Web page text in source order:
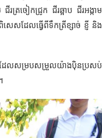
ត្រចៀកជ្រូក ជីរឆ្អាប ជីរអង្កាម
សដែលធ្វើពីទឹកត្រីខ្សាច់ ខ្ញី និង
ែលសម្របសម្រួលយ៉ាងប៉ិនប្រសប់